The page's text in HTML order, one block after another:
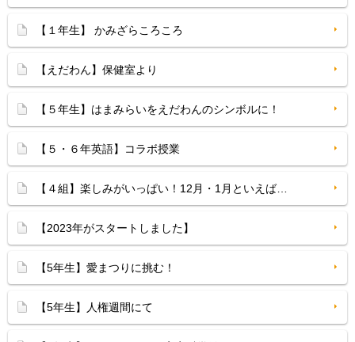
【１年生】 かみざらころころ
【えだわん】保健室より
【５年生】はまみらいをえだわんのシンボルに！
【５・６年英語】コラボ授業
【４組】楽しみがいっぱい！12月・1月といえば…
【2023年がスタートしました】
【5年生】愛まつりに挑む！
【5年生】人権週間にて